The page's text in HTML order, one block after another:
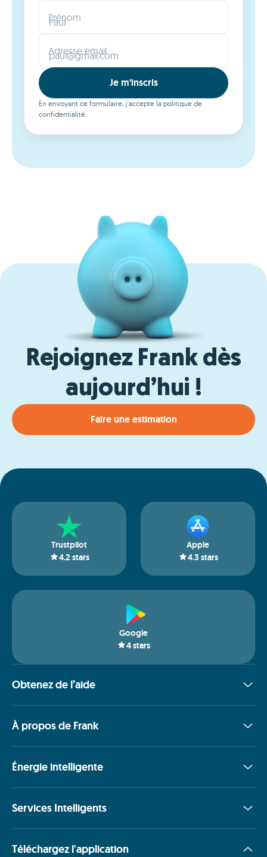
Prénom
Adresse email
Je m'inscris
En envoyant ce formulaire, j'accepte la politique de
confidentialité.
Rejoignez Frank dès
aujourd’hui !
Faire une estimation
Trustpilot
4.2 stars
Apple
4.3 stars
Google
4stars
Obtenez de l’aide
À propos de Frank
Énergie intelligente
Services Intelligents
Téléchargez l'application